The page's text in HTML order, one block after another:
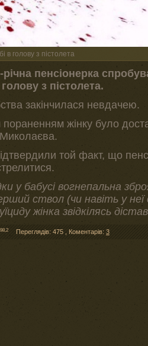
в голову з пістолета
пенсіонерка
з пістолета.
закінчилася невдачею.
жінку було
той факт, що
у бабусі вогнепальна
ствол (чи навіть у
жінка звідкілясь
Переглядів: 475 Коментарів: 3